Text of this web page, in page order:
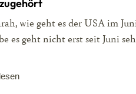
wie geht es der USA im
es geht nicht erst seit Juni